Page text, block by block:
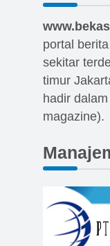
portal
sekitar
timur
hadir
magazine).